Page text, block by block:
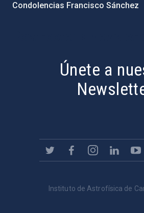
Condolencias Francisco Sánchez
Únete a
Instituto de Astrofísica de